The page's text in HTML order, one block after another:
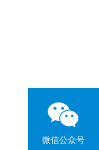
微信公众号